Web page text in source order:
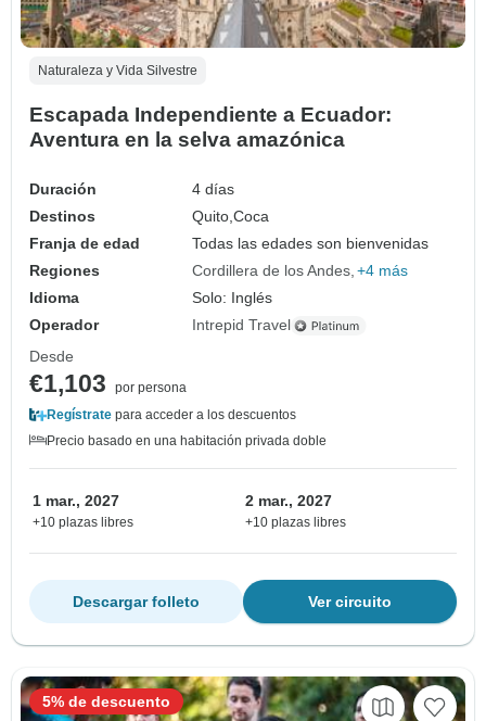
Naturaleza y Vida Silvestre
Escapada Independiente a Ecuador:
Aventura en la selva amazónica
Duración
4 días
Destinos
Quito,Coca
Franja de edad
Todas las edades son bienvenidas
Regiones
Cordillera de los Andes +4 más
Idioma
Solo: Inglés
Operador
Intrepid Travel
Desde
€1,103
por persona
Regístrate para acceder a los descuentos
Precio basado en una habitación privada doble
1 mar., 2027
+10 plazas libres
2 mar., 2027
+10 plazas libres
Ver circuito
Descargar folleto
5% de descuento